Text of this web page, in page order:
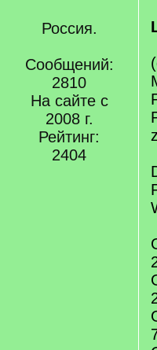
Россия.
Сообщений:
2810
На сайте с
2008 г.
Рейтинг:
2404